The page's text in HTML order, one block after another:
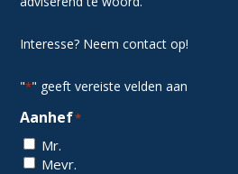
Interesse? Neem contact op!
"*" geeft vereiste velden aan
Aanhef*
Mr.
Mevr.